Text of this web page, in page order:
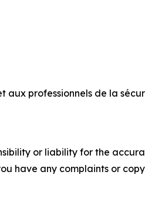
professionnels de la
or liability for the
have any complaints or